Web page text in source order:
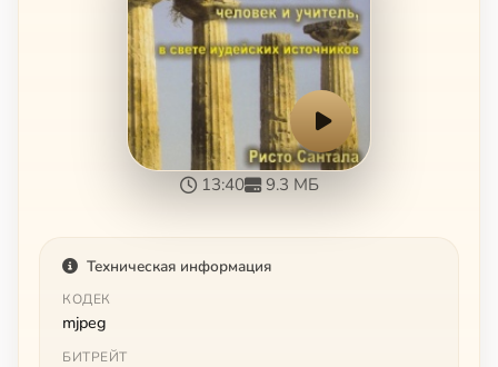
13:40 9.3 МБ
Техническая информация
КОДЕК
mjpeg
БИТРЕЙТ